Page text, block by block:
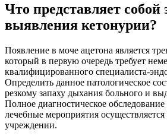
Что представляет собой
выявления кетонурии?
Появление в моче ацетона является
который в первую очередь требует
квалифицированного специалиста-
Определить данное патологическое
резкому запаху дыхания больного и
Полное диагностическое
лечебные мероприятия
учреждении.